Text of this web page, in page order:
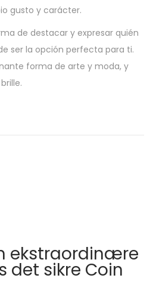
gusto y carácter.
de destacar y expresar quién
ser la opción perfecta para ti.
forma de arte y moda, y
ekstraordinære
det sikre Coin